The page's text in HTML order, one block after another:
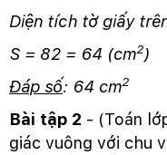
Diện tích tờ giấy
S = 82 = 64 (cm2)
Đáp số: 64 cm2
Bài tập 2 - (Toán
giác vuông với chu